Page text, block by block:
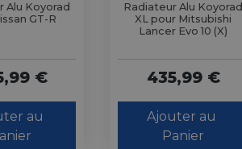
Alu Koyorad
GT-R
€
au
Radiateur Alu Koyorad
XL pour Mitsubishi
Lancer Evo 10 (X)
435,99 €
Ajouter au
Panier